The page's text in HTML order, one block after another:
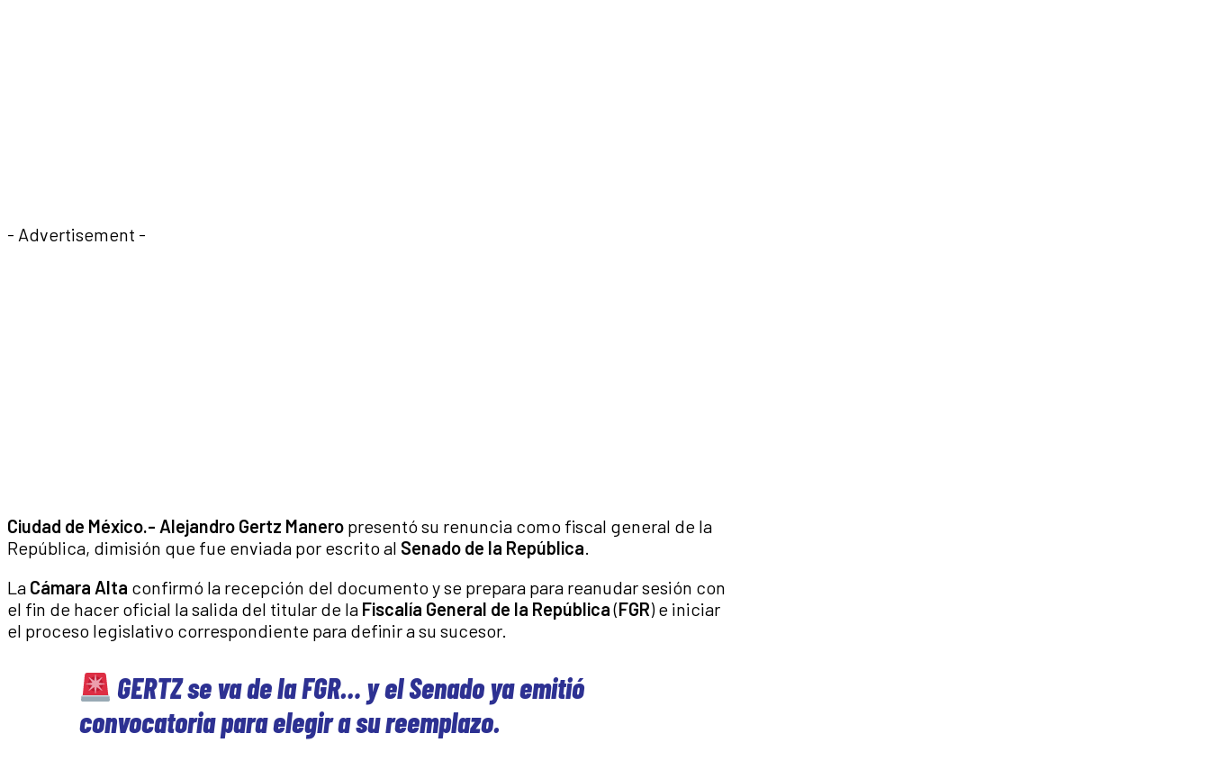
- Advertisement -
Ciudad de México.- Alejandro Gertz Manero presentó su renuncia como fiscal general de la
República, dimisión que fue enviada por escrito al Senado de la República.
La Cámara Alta confirmó la recepción del documento y se prepara para reanudar sesión con
el fin de hacer oficial la salida del titular de la Fiscalía General de la República(FGR) e iniciar
el proceso legislativo correspondiente para definir a su sucesor.
GERTZ se va de la FGR… y el Senado ya emitió
convocatoria para elegir a su reemplazo.